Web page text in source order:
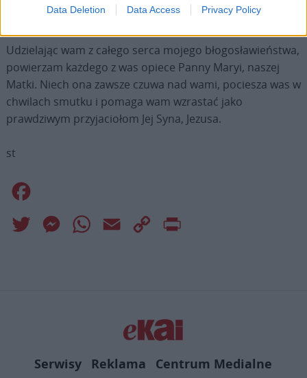
Data Deletion Data Access Privacy Policy
tym pięknym dziele, które podjęliście.
Udzielając wam z całego serca mojego błogosławieństwa,
powierzam każdego z was opiece Panny Maryi, naszej
Matki. Niech ona zawsze czuwa nad wami, pociesza was w
chwilach smutku i pomaga wam wzrastać jako
prawdziwym przyjaciołom Jej Syna, Jezusa.
st
Twitter MessengerWhatsApp
Email
Copy
Serwisy Reklama Centrum Medialne